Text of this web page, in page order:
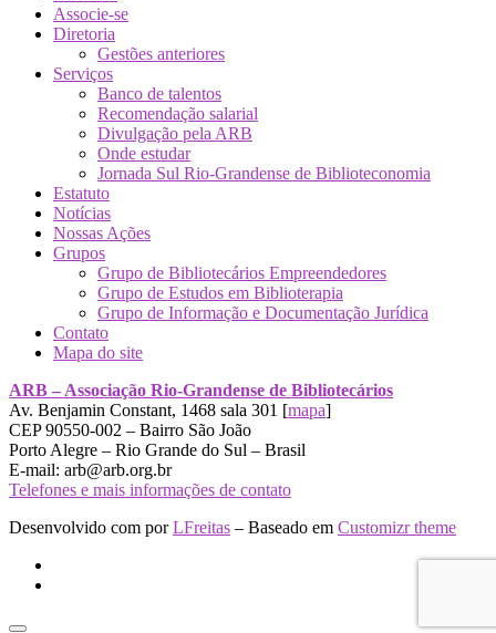
Associe-se
Diretoria
Gestões anteriores
Serviços
Banco de talentos
Recomendação salarial
Divulgação pela ARB
Onde estudar
Jornada Sul Rio-Grandense de Biblioteconomia
Estatuto
Notícias
Nossas Ações
Grupos
Grupo de Bibliotecários Empreendedores
Grupo de Estudos em Biblioterapia
Grupo de Informação e Documentação Jurídica
Contato
Mapa do site
ARB – Associação Rio-Grandense de Bibliotecários
Av. Benjamin Constant, 1468 sala 301 [mapa]
CEP 90550-002 – Bairro São João
Porto Alegre – Rio Grande do Sul – Brasil
E-mail: arb@arb.org.br
Telefones e mais informações de contato
Desenvolvido com porLFreitas – Baseado em Customizr theme